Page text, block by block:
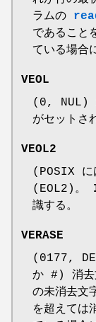
ラムの
であること
ている場合
VEOL
(0, NUL)
がセットさ
VEOL2
(POSIX
(EOL2)。
識する。
VERASE
(0177,
か #) 消去
の未消去文
を超えては